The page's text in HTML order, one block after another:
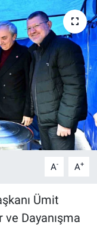
A- A+
Ümit
Dayanışma